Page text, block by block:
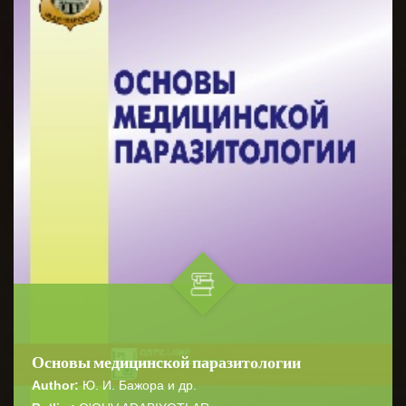
Основы медицинской паразитологии
Author: Ю. И. Бажора и др.